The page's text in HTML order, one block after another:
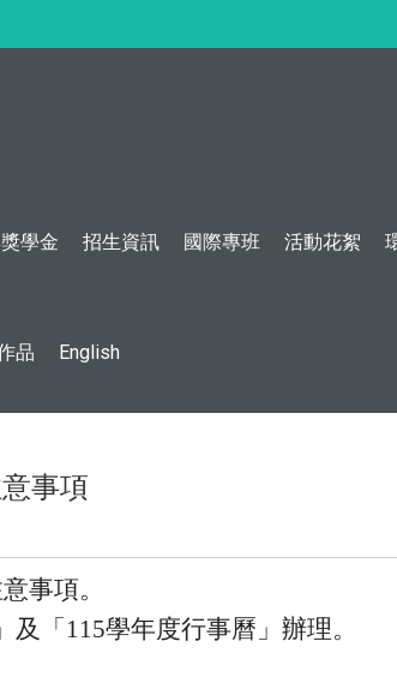
學金 招生資訊 國際專班 活動花絮
品 English
事項
事項。
及「 115學年度行事曆」辦理。